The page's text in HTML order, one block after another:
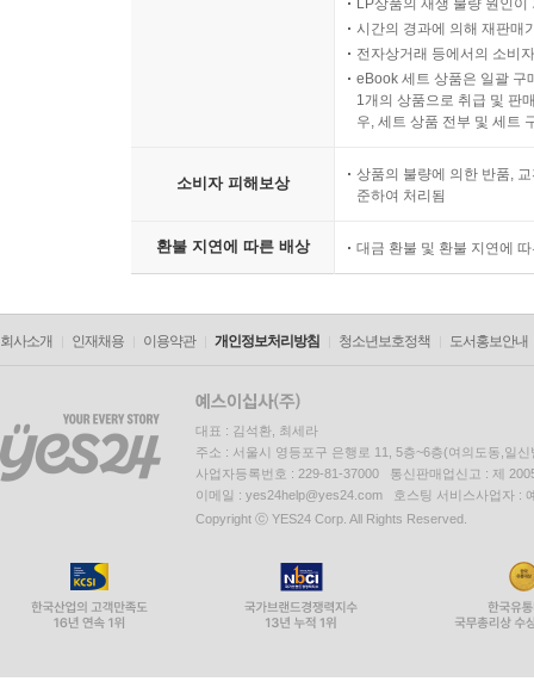
LP상품의 재생 불량 원인
시간의 경과에 의해 재판매
전자상거래 등에서의 소비
eBook 세트 상품은 일괄 구
1개의 상품으로 취급 및 판
우, 세트 상품 전부 및 세트
소비자 피해보상
상품의 불량에 의한 반품,
준하여 처리됨
환불 지연에 따른 배상 대금 환불 및 환불 지연에
회사소개 인재채용 이용약관 개인정보처리방침 청소년보호정책 도서홍보안내
대표 : 김석환, 최세라
주소 : 서울시 영등포구 은행로 11, 5층~6층(여의도동,일신
사업자등록번호 : 229-81-37000 통신판매업신고 : 제
이메일 : yes24help@yes24.com 호스팅 서비스사업자 :
Copyright ⓒ YES24 Corp. All Rights Reserved.